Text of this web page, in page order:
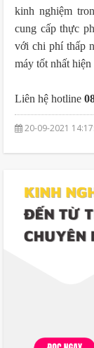
kinh nghiệm
cung cấp thực
với chi phí thấp
máy tốt nhất hiện
Liên hệ hotline
20-09-2021